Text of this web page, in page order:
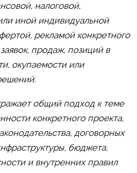
налоговой,
иной индивидуальной
рекламой конкретного
продаж, позиций в
окупаемости или
общий подход к теме
конкретного проекта,
договорных
бюджета,
и внутренних правил